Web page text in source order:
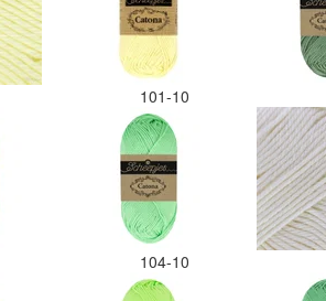
101-10
104-10